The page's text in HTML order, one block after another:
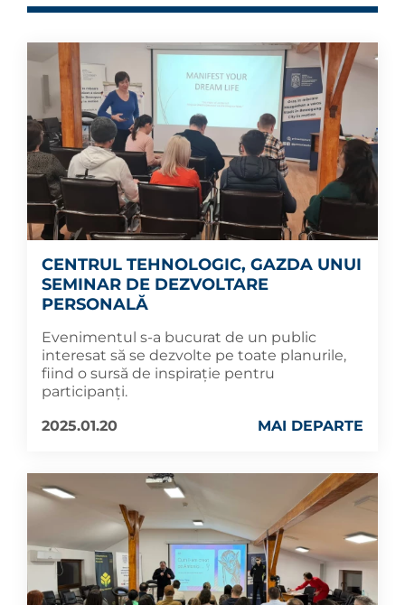
CENTRUL TEHNOLOGIC, GAZDA UNUI
SEMINAR DE DEZVOLTARE
PERSONALĂ
Evenimentul s-a bucurat de un public
interesat să se dezvolte pe toate planurile,
fiind o sursă de inspirație pentru
participanți.
2025.01.20
MAI DEPARTE